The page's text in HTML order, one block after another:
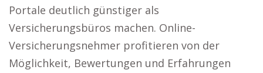
Portale deutlich günstiger als
Versicherungsbüros machen. Online-
Versicherungsnehmer profitieren von der
Möglichkeit, Bewertungen und Erfahrungen